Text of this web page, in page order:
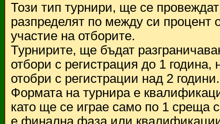
Този тип турнири, ще се
разпределят по между си процент
участие на отборите.
Турнирите, ще бъдат
отбори с регистрация до 1
отобри с регистрации над 2 години.
Формата на турнира е
като ще се играе само по 1 среща
е финална фаза или